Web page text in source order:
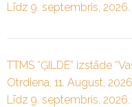
Līdz 9. septembris,
TTMS “ĢILDE” izstāde
Otrdiena, 11. August,
Līdz 9. septembris,